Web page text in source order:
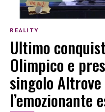
REALITY
Ultimo
Olimpico e
singolo Altrove
l’emozionante